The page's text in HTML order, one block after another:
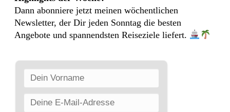
Dann abonniere jetzt meinen wöchentlichen
Newsletter, der Dir jeden Sonntag die besten
Angebote und spannendsten Reiseziele liefert.